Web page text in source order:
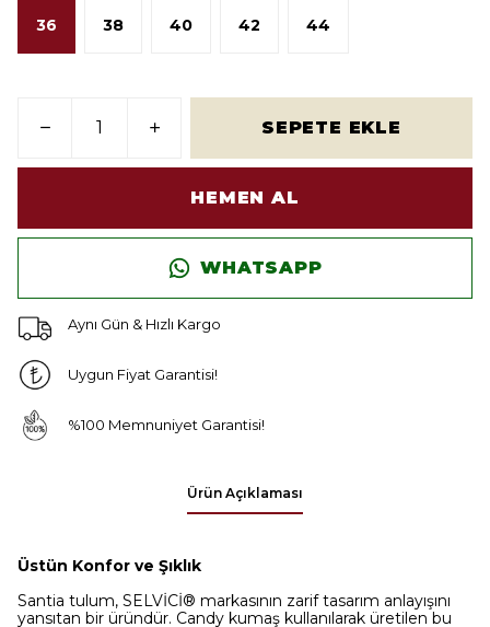
36 38 40 42 44
SEPETE EKLE
HEMEN AL
WHATSAPP
Aynı Gün & Hızlı Kargo
Uygun Fiyat Garantisi!
%100 Memnuniyet Garantisi!
Ürün Açıklaması
Üstün Konfor ve Şıklık
Santia tulum, SELVİCİ® markasının zarif tasarım anlayışını
yansıtan bir üründür. Candy kumaş kullanılarak üretilen bu